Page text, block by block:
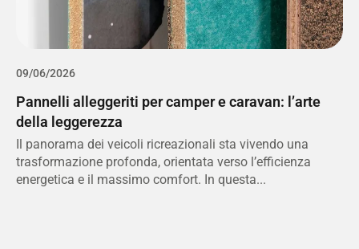
09/06/2026
Pannelli alleggeriti per camper e caravan: l’arte
della leggerezza
Il panorama dei veicoli ricreazionali sta vivendo una
trasformazione profonda, orientata verso l’efficienza
energetica e il massimo comfort. In questa...